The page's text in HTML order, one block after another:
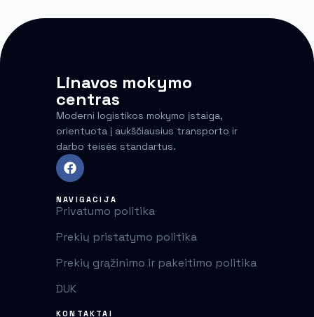
Linavos mokymo
centras
Moderni logistikos mokymo įstaiga,
orientuota į aukščiausius transporto ir
darbo teisės standartus.
NAVIGACIJA
Privatumo politika
Prekių pristatymo politika
Prekių grąžinimo ir pakeitimo politika
DUK
KONTAKTAI